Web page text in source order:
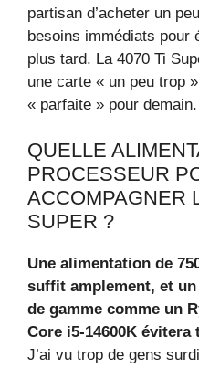
partisan d’acheter un
besoins immédiats pour
plus tard. La 4070 Ti
une carte « un peu trop
« parfaite » pour demain.
QUELLE
PROCESSEUR
ACCOMPAGNER
SUPER ?
Une alimentation de
suffit amplement, et
de gamme comme un
Core i5-14600K
J’ai vu trop de gens